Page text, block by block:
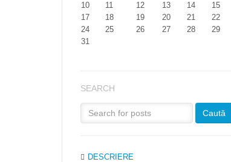
10
11 12 13 14 15
17
18 19 20 21 22
24
25 26 27 28 29
31
SEARCH
DESCRIERE